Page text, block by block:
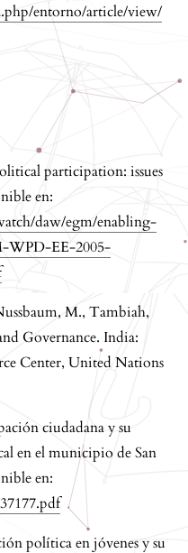
entorno/article/view/
participation: issues
en:
daw/egm/enabling-
WPD-EE-2005-
M., Tambiah,
Governance. India:
Center, United Nations
ciudadana y su
en el municipio de San
en:
política en jóvenes y su